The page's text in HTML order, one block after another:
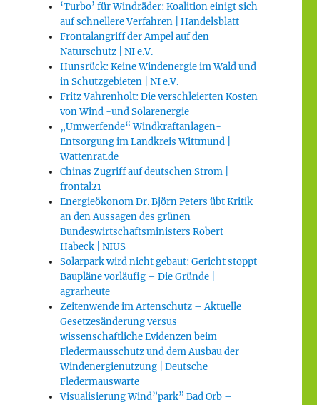
‘Turbo’ für Windräder: Koalition einigt sich
auf schnellere Verfahren | Handelsblatt
Frontalangriff der Ampel auf den
Naturschutz | NI e.V.
Hunsrück: Keine Windenergie im Wald und
in Schutzgebieten | NI e.V.
Fritz Vahrenholt: Die verschleierten Kosten
von Wind -und Solarenergie
„Umwerfende“ Windkraftanlagen-
Entsorgung im Landkreis Wittmund |
Wattenrat.de
Chinas Zugriff auf deutschen Strom |
frontal21
Energieökonom Dr. Björn Peters übt Kritik
an den Aussagen des grünen
Bundeswirtschaftsministers Robert
Habeck | NIUS
Solarpark wird nicht gebaut: Gericht stoppt
Baupläne vorläufig – Die Gründe |
agrarheute
Zeitenwende im Artenschutz – Aktuelle
Gesetzesänderung versus
wissenschaftliche Evidenzen beim
Fledermausschutz und dem Ausbau der
Windenergienutzung | Deutsche
Fledermauswarte
Visualisierung Wind”park” Bad Orb –